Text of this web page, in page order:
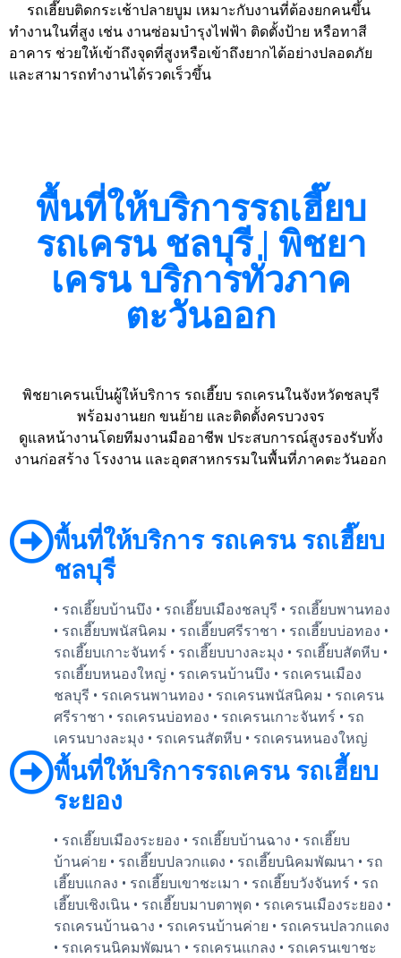
รถเฮี๊ยบติดกระเช้าปลายบูม เหมาะกับงานที่ต้องยกคนขึ้น
ทำงานในที่สูง เช่น งานซ่อมบำรุงไฟฟ้า ติดตั้งป้าย หรือทาสี
อาคาร ช่วยให้เข้าถึงจุดที่สูงหรือเข้าถึงยากได้อย่างปลอดภัย
และสามารถทำงานได้รวดเร็วขึ้น
พื้นที่ให้บริการรถเฮี๊ยบ
รถเครน ชลบุรี | พิชยา
เครน บริการทั่วภาค
ตะวันออก
พิชยาเครนเป็นผู้ให้บริการ รถเฮี๊ยบ รถเครนในจังหวัดชลบุรี
พร้อมงานยก ขนย้าย และติดตั้งครบวงจร
ดูแลหน้างานโดยทีมงานมืออาชีพ ประสบการณ์สูงรองรับทั้ง
งานก่อสร้าง โรงงาน และอุตสาหกรรมในพื้นที่ภาคตะวันออก
พื้นที่ให้บริการ รถเครน รถเฮี๊ยบ
ชลบุรี
• รถเฮี๊ยบบ้านบึง • รถเฮี๊ยบเมืองชลบุรี • รถเฮี๊ยบพานทอง
• รถเฮี๊ยบพนัสนิคม • รถเฮี๊ยบศรีราชา • รถเฮี๊ยบบ่อทอง •
รถเฮี๊ยบเกาะจันทร์ • รถเฮี๊ยบบางละมุง • รถเฮี๊ยบสัตหีบ •
รถเฮี๊ยบหนองใหญ่ • รถเครนบ้านบึง • รถเครนเมือง
ชลบุรี • รถเครนพานทอง • รถเครนพนัสนิคม • รถเครน
ศรีราชา • รถเครนบ่อทอง • รถเครนเกาะจันทร์ • รถ
เครนบางละมุง • รถเครนสัตหีบ • รถเครนหนองใหญ่
พื้นที่ให้บริการรถเครน รถเฮี้ยบ
ระยอง
• รถเฮี๊ยบเมืองระยอง • รถเฮี๊ยบบ้านฉาง • รถเฮี๊ยบ
บ้านค่าย • รถเฮี๊ยบปลวกแดง • รถเฮี๊ยบนิคมพัฒนา • รถ
เฮี๊ยบแกลง • รถเฮี๊ยบเขาชะเมา • รถเฮี๊ยบวังจันทร์ • รถ
เฮี๊ยบเชิงเนิน • รถเฮี๊ยบมาบตาพุด • รถเครนเมืองระยอง •
รถเครนบ้านฉาง • รถเครนบ้านค่าย • รถเครนปลวกแดง
• รถเครนนิคมพัฒนา • รถเครนแกลง • รถเครนเขาชะ